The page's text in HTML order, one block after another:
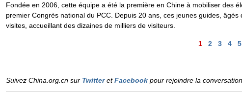
Fondée en 2006, cette équipe a été la première en Chine à mobiliser des
premier Congrès national du PCC. Depuis 20 ans, ces jeunes guides,
visites, accueillant des dizaines de milliers de visiteurs.
1 2 3 4 5
Suivez China.org.cn sur TwitteretFacebookpour rejoindre la conversation.